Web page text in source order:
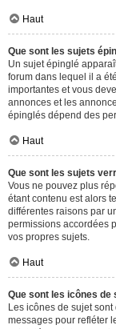
Haut
Que sont les sujets
Un sujet épinglé
forum dans lequel il a
importantes et vous
annonces et les
épinglés dépend des
Haut
Que sont les sujets
Vous ne pouvez plus
étant contenu est alors
différentes raisons par
permissions accordées
vos propres sujets.
Haut
Que sont les icônes de
Les icônes de sujet
messages pour refléter